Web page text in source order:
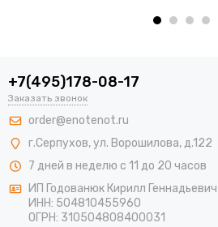
+7(495)178-08-17
Заказать звонок
order@enotenot.ru
г.Серпухов, ул. Ворошилова, д.122
7 дней в неделю с 11 до 20 часов
ИП Годованюк Кирилл Геннадьевич
ИНН: 504810455960
ОГРН: 310504808400031